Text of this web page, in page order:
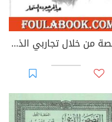
القصة من خلال تجاربي الذاتية